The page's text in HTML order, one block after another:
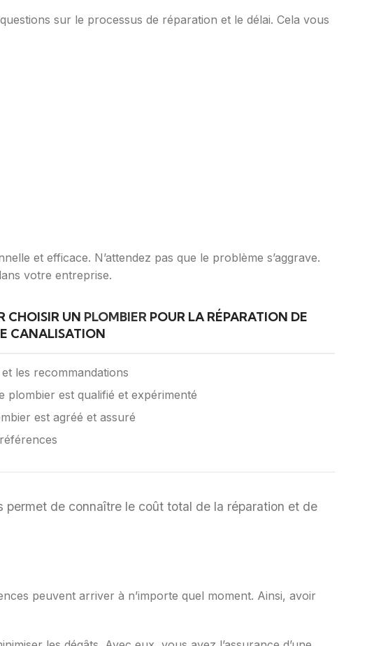
sur le processus de réparation et le délai. Cela vous
et efficace. N’attendez pas que le problème s’aggrave.
votre entreprise.
CHOISIR UN PLOMBIER POUR LA RÉPARATION DE
CANALISATION
les recommandations
plombier est qualifié et expérimenté
est agréé et assuré
permet de connaître le coût total de la réparation et de
peuvent arriver à n’importe quel moment. Ainsi, avoir